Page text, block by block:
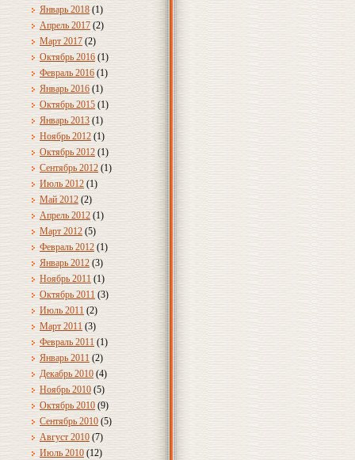
Январь 2018 (1)
Апрель 2017 (2)
Март 2017 (2)
Октябрь 2016 (1)
Февраль 2016 (1)
Январь 2016 (1)
Октябрь 2015 (1)
Январь 2013 (1)
Ноябрь 2012 (1)
Октябрь 2012 (1)
Сентябрь 2012 (1)
Июль 2012 (1)
Май 2012 (2)
Апрель 2012 (1)
Март 2012 (5)
Февраль 2012 (1)
Январь 2012 (3)
Ноябрь 2011 (1)
Октябрь 2011 (3)
Июль 2011 (2)
Март 2011 (3)
Февраль 2011 (1)
Январь 2011 (2)
Декабрь 2010 (4)
Ноябрь 2010 (5)
Октябрь 2010 (9)
Сентябрь 2010 (5)
Август 2010 (7)
Июль 2010 (12)